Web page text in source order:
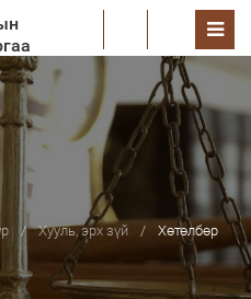
Хууль, эрх зүй Хөтөлбөр